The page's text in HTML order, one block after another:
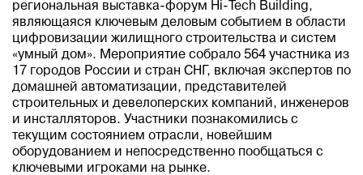
региональная выставка-форум Hi-Tech Building,
являющаяся ключевым деловым событием в области
цифровизации жилищного строительства и систем
«умный дом». Мероприятие собрало 564 участника из
17 городов России и стран СНГ, включая экспертов по
домашней автоматизации, представителей
строительных и девелоперских компаний, инженеров
и инсталляторов. Участники познакомились с
текущим состоянием отрасли, новейшим
оборудованием и непосредственно пообщаться с
ключевыми игроками на рынке.